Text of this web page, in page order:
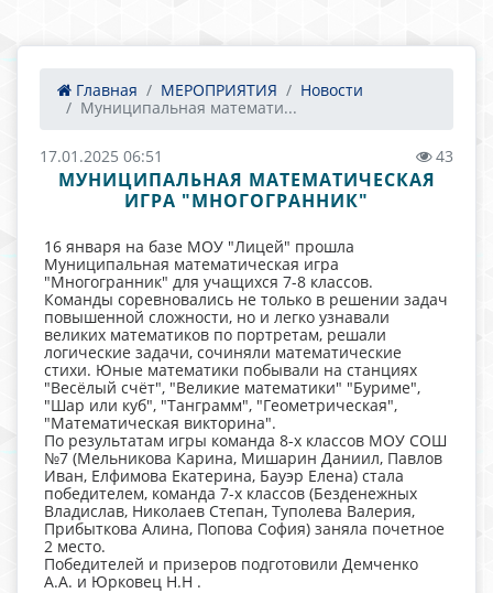
Главная МЕРОПРИЯТИЯ
Новости
Муниципальная математи...
17.01.2025 06:51 43
МУНИЦИПАЛЬНАЯ МАТЕМАТИЧЕСКАЯ
ИГРА "МНОГОГРАННИК"
16 января на базе МОУ "Лицей" прошла
Муниципальная математическая игра
"Многогранник" для учащихся 7-8 классов.
Команды соревновались не только в решении задач
повышенной сложности, но и легко узнавали
великих математиков по портретам, решали
логические задачи, сочиняли математические
стихи. Юные математики побывали на станциях
"Весёлый счёт", "Великие математики" "Буриме",
"Шар или куб", "Танграмм", "Геометрическая",
"Математическая викторина".
По результатам игры команда 8-х классов МОУ СОШ
№7 (Мельникова Карина, Мишарин Даниил, Павлов
Иван, Елфимова Екатерина, Бауэр Елена) стала
победителем, команда 7-х классов (Безденежных
Владислав, Николаев Степан, Туполева Валерия,
Прибыткова Алина, Попова София) заняла почетное
2 место.
Победителей и призеров подготовили Демченко
А.А. и Юрковец Н.Н .